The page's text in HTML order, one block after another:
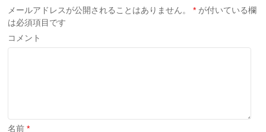
す) ィ
ン
ド
ウ
き
す)
メールアドレスが公開されることはありません。 * が付いている欄
は必須項目です
コメント
名前*